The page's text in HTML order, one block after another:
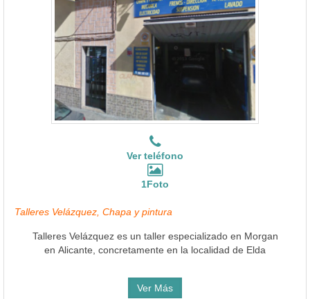
Ver teléfono
1Foto
Talleres Velázquez, Chapa y pintura
Talleres Velázquez es un taller especializado en Morgan
en Alicante, concretamente en la localidad de Elda
Ver Más